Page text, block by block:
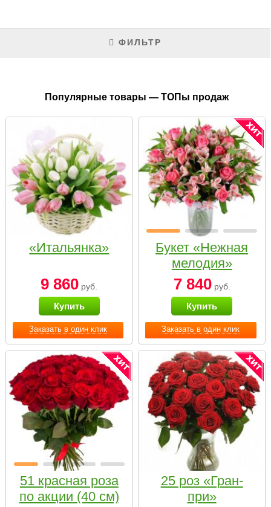
ФИЛЬТР
Популярные товары — ТОПы продаж
Заказать в один клик
«Итальянка»
9 860 руб.
Купить
Заказать в один клик
Букет «Нежная
мелодия»
7 840руб.
Купить
51 красная роза
по акции (40 см)
25 роз «Гран-
при»